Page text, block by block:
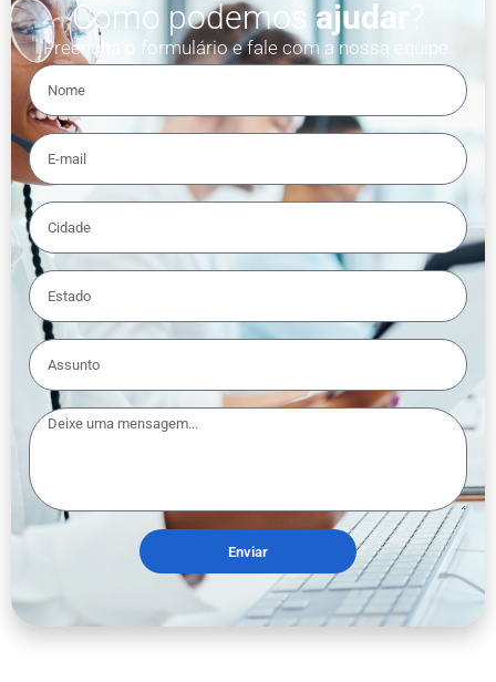
Como podemos ajudar
Preencha o formulário e fale com a nossa equipe.
Enviar